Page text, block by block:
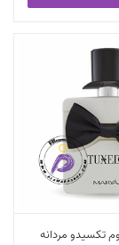
تکسیدو مردانه